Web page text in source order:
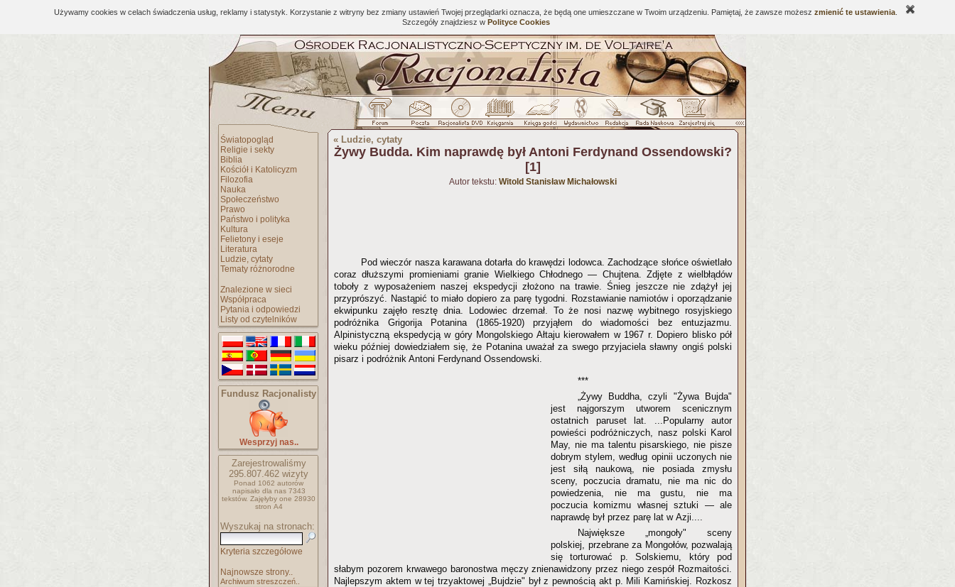
Używamy cookies w celach świadczenia usług, reklamy i statystyk. Korzystanie z witryny bez zmiany ustawień Twojej przeglądarki oznacza, że będą one umieszczane w Twoim urządzeniu. Pamiętaj, że zawsze możesz zmienić te ustawienia
Szczegóły znajdziesz w Polityce Cookies
Światopogląd
Religie i sekty
Biblia
Kościół i Katolicyzm
Filozofia
Nauka
Społeczeństwo
Prawo
Państwo i polityka
Kultura
Felietony i eseje
Literatura
Ludzie, cytaty
Tematy różnorodne
Znalezione w sieci
Współpraca
Pytania i odpowiedzi
Listy od czytelników
Fundusz Racjonalisty
Wesprzyj nas..
Zarejestrowaliśmy
295.807.462 wizyty
Ponad 1062 autorów
napisało dla nas 7343
tekstów. Zajęłyby one 28930
stron A4
Wyszukaj na stronach:
Kryteria szczegółowe
Najnowsze strony..
Archiwum streszczeń..
« Ludzie, cytaty
Żywy Budda. Kim naprawdę był Antoni Ferdynand Ossendowski?
[1]
Autor tekstu: Witold Stanisław Michałowski
Pod wieczór nasza karawana dotarła do krawędzi lodowca. Zachodzące słońce oświetlało
coraz dłuższymi promieniami granie Wielkiego Chłodnego — Chujtena. Zdjęte z wielbłądów
toboły z wyposażeniem naszej ekspedycji złożono na trawie. Śnieg jeszcze nie zdążył jej
przyprószyć. Nastąpić to miało dopiero za parę tygodni. Rozstawianie namiotów i oporządzanie
ekwipunku zajęło resztę dnia. Lodowiec drzemał. To że nosi nazwę wybitnego rosyjskiego
podróżnika Grigorija Potanina (1865-1920) przyjąłem do wiadomości bez entuzjazmu.
Alpinistyczną ekspedycją w góry Mongolskiego Ałtaju kierowałem w 1967 r. Dopiero blisko pół
wieku później dowiedziałem się, że Potanina uważał za swego przyjaciela sławny ongiś polski
pisarz i podróżnik Antoni Ferdynand Ossendowski.
***
„Żywy Buddha, czyli "Żywa Bujda"
jest najgorszym utworem scenicznym
ostatnich paruset lat. ...Popularny autor
powieści podróżniczych, nasz polski Karol
May, nie ma talentu pisarskiego, nie pisze
dobrym stylem, według opinii uczonych nie
jest siłą naukową, nie posiada zmysłu
sceny, poczucia dramatu, nie ma nic do
powiedzenia, nie ma gustu, nie ma
poczucia komizmu własnej sztuki — ale
naprawdę był przez parę lat w Azji....
Największe „mongoły" sceny
polskiej, przebrane za Mongołów, pozwalają
się torturować p. Solskiemu, który pod
słabym pozorem krwawego baronostwa męczy znienawidzony przez niego zespół Rozmaitości.
Najlepszym aktem w tej trzyaktowej „Bujdzie" był z pewnością akt p. Mili Kamińskiej. Rozkosz